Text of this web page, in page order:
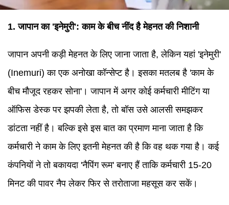
1. जापान का 'इनेमुरी': काम के बीच नींद है मेहनत की निशानी
जापान अपनी कड़ी मेहनत के लिए जाना जाता है, लेकिन यहां 'इनेमुरी'
(Inemuri) का एक अनोखा कॉन्सेप्ट है। इसका मतलब है 'काम के
बीच मौजूद रहकर सोना'। जापान में अगर कोई कर्मचारी मीटिंग या
ऑफिस डेस्क पर झपकी लेता है, तो बॉस उसे आलसी समझकर
डांटता नहीं है। बल्कि इसे इस बात का प्रमाण माना जाता है कि
कर्मचारी ने काम के लिए इतनी मेहनत की है कि वह थक गया है। कई
कंपनियों ने तो बकायदा 'नैपिंग रूम' बनाए हैं ताकि कर्मचारी 15-20
मिनट की पावर नैप लेकर फिर से तरोताजा महसूस कर सकें।